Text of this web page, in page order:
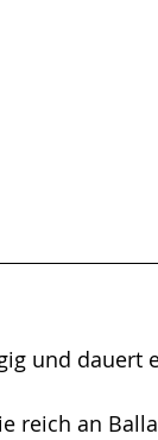
und dauert
reich an